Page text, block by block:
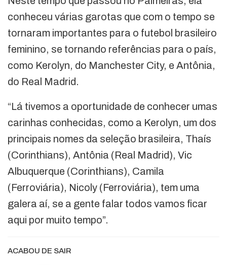
conheceu várias garotas que com o tempo se
tornaram importantes para o futebol brasileiro
feminino, se tornando referências para o país,
como Kerolyn, do Manchester City, e Antônia,
do Real Madrid.
“Lá tivemos a oportunidade de conhecer umas
carinhas conhecidas, como a Kerolyn, um dos
principais nomes da seleção brasileira, Thaís
(Corinthians), Antônia (Real Madrid), Vic
Albuquerque (Corinthians), Camila
(Ferroviária), Nicoly (Ferroviária), tem uma
galera aí, se a gente falar todos vamos ficar
aqui por muito tempo”.
ACABOU DE SAIR